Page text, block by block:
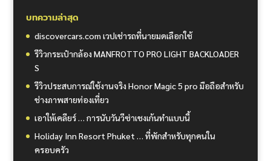
บทความล่าสุด
discovercars.com เวปเช่ารถที่นายมดเลือกใช้
รีวิวกระเป๋ากล้อง MANFROTTO PRO LIGHT BACKLOADER
S
รีวิวประสบการณ์ใช้งานจริง Honor Magic 5 pro มือถือสำหรับ
ช่างภาพสายท่องเที่ยว
เอาให้เคลียร์ … การนับวันวีซ่าเชงเก้นทำแบบนี้
Holiday Inn Resort Phuket … ที่พักสำหรับทุกคนใน
ครอบครัว